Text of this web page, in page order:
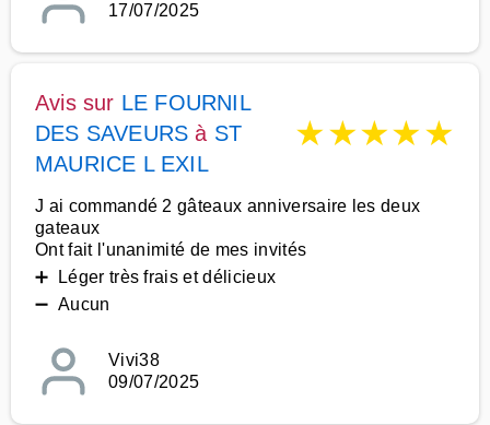
17/07/2025
Avis sur LE FOURNIL
DES SAVEURS à ST
MAURICE L EXIL
★★★★★
J ai commandé 2 gâteaux anniversaire les deux
gateaux
Ont fait l'unanimité de mes invités
➕ Léger très frais et délicieux
➖ Aucun
Vivi38
09/07/2025